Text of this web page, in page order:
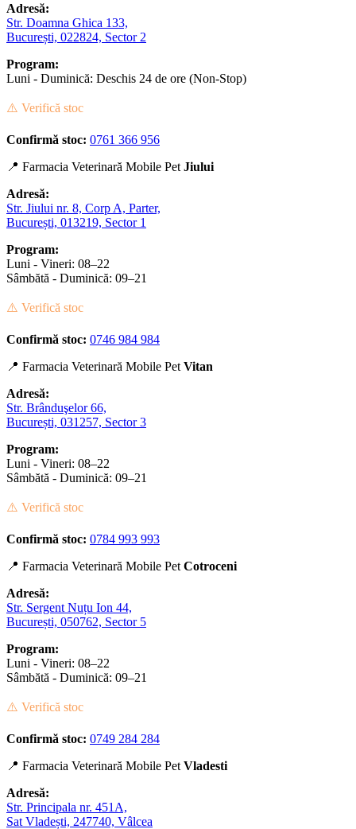
Adresă:
Str. Doamna Ghica 133,
București, 022824, Sector 2
Program:
Luni - Duminică: Deschis 24 de ore (Non-Stop)
⚠️ Verifică stoc
Confirmă stoc: 0761 366 956
📍 Farmacia Veterinară Mobile Pet Jiului
Adresă:
Str. Jiului nr. 8, Corp A, Parter,
București, 013219, Sector 1
Program:
Luni - Vineri: 08–22
Sâmbătă - Duminică: 09–21
⚠️ Verifică stoc
Confirmă stoc: 0746 984 984
📍 Farmacia Veterinară Mobile Pet Vitan
Adresă:
Str. Brânduşelor 66,
București, 031257, Sector 3
Program:
Luni - Vineri: 08–22
Sâmbătă - Duminică: 09–21
⚠️ Verifică stoc
Confirmă stoc: 0784 993 993
📍 Farmacia Veterinară Mobile Pet Cotroceni
Adresă:
Str. Sergent Nuțu Ion 44,
București, 050762, Sector 5
Program:
Luni - Vineri: 08–22
Sâmbătă - Duminică: 09–21
⚠️ Verifică stoc
Confirmă stoc: 0749 284 284
📍 Farmacia Veterinară Mobile Pet Vladesti
Adresă:
Str. Principala nr. 451A,
Sat Vladești, 247740, Vâlcea